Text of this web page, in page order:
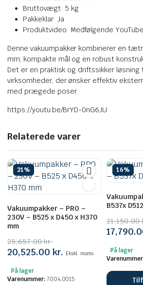
Bruttovægt: 5 kg
Pakkeklar: Ja
Produktvideo: Medfølgende
Denne vakuumpakker kombinerer en
mm, kompakte mål og en robust
Det er en praktisk og driftssikker løsning
virksomheder, der ønsker effektiv
med prægede poser.
https://youtu.be/BrYD-0nG6JU
Relaterede varer
21%
Vakuumpakker – PRO –
230V – B525 x D450 x H370
mm
25,657.00kr.
Den
pris
20,525.00 kr.Den
pris
Ekskl. moms
På lager
Varenummer: 7004.0015
16%
B537x
21,150.00
Den
pris
På lager